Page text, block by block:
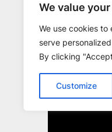
We value
We use cookies
serve
By clicking
Customize